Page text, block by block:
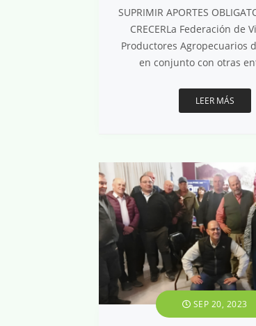
SUPRIMIR APORTES
CRECERLa Federación de
Productores Agropecuarios
en conjunto con otras
LEER MÁS
SEP 20, 2023